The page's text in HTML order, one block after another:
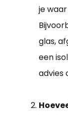
je
glas,
een
advies